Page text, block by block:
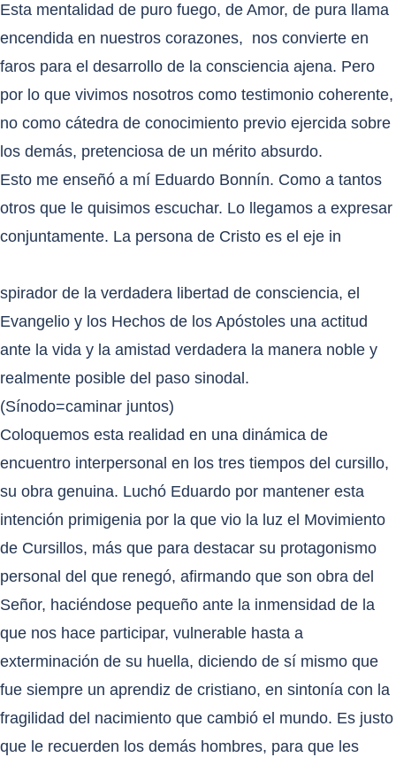
Esta mentalidad de puro fuego, de Amor, de pura llama
encendida en nuestros corazones, nos convierte en
faros para el desarrollo de la consciencia ajena. Pero
por lo que vivimos nosotros como testimonio coherente,
no como cátedra de conocimiento previo ejercida sobre
los demás, pretenciosa de un mérito absurdo.
Esto me enseñó a mí Eduardo Bonnín. Como a tantos
otros que le quisimos escuchar. Lo llegamos a expresar
conjuntamente. La persona de Cristo es el eje in
spirador de la verdadera libertad de consciencia, el
Evangelio y los Hechos de los Apóstoles una actitud
ante la vida y la amistad verdadera la manera noble y
realmente posible del paso sinodal.
(Sínodo=caminar juntos)
Coloquemos esta realidad en una dinámica de
encuentro interpersonal en los tres tiempos del cursillo,
su obra genuina. Luchó Eduardo por mantener esta
intención primigenia por la que vio la luz el Movimiento
de Cursillos, más que para destacar su protagonismo
personal del que renegó, afirmando que son obra del
Señor, haciéndose pequeño ante la inmensidad de la
que nos hace participar, vulnerable hasta a
exterminación de su huella, diciendo de sí mismo que
fue siempre un aprendiz de cristiano, en sintonía con la
fragilidad del nacimiento que cambió el mundo. Es justo
que le recuerden los demás hombres, para que les